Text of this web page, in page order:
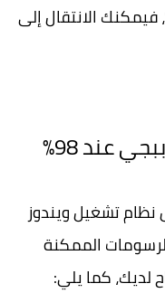
مشكلة التعليق عند 98٪، فيمكنك الانتقال إلى
98%
نظام تشغيل ويندوز
الممكنة
لديك، كما يلي: